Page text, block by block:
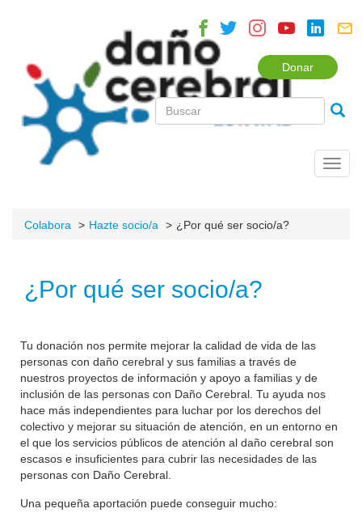
Donar
Colabora Hazte socio/a ¿Por qué ser socio/a?
¿Por qué ser socio/a?
Tu donación nos permite mejorar la calidad de vida de las
personas con daño cerebral y sus familias a través de
nuestros proyectos de información y apoyo a familias y de
inclusión de las personas con Daño Cerebral. Tu ayuda nos
hace más independientes para luchar por los derechos del
colectivo y mejorar su situación de atención, en un entorno en
el que los servicios públicos de atención al daño cerebral son
escasos e insuficientes para cubrir las necesidades de las
personas con Daño Cerebral.
Una pequeña aportación puede conseguir mucho: